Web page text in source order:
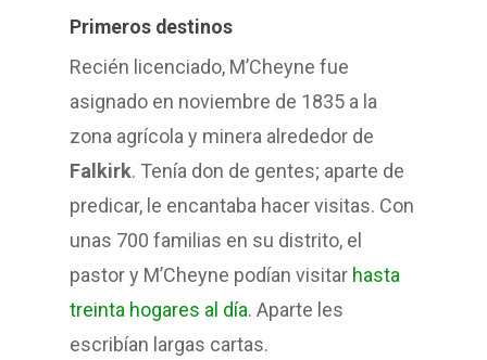
Primeros destinos
Recién licenciado, M’Cheyne fue
asignado en noviembre de 1835 a la
zona agrícola y minera alrededor de
Falkirk. Tenía don de gentes; aparte de
predicar, le encantaba hacer visitas. Con
unas 700 familias en su distrito, el
pastor y M’Cheyne podían visitar hasta
treinta hogares al día. Aparte les
escribían largas cartas.